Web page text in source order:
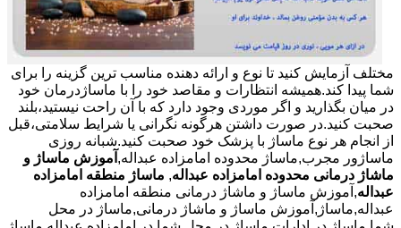
مختلف آزمایش کنید تا نوع و ارائه دهنده مناسب ترین گزینه را برای
شما پیدا کند.همیشه انتظارات و مقاصد خود را با ماساژدرمان خود
در میان بگذارید و اگر موردی وجود دارد که با آن راحت نیستید،بلند
صحبت کنید.در صورت داشتن هرگونه نگرانی یا شرایط سلامتی،قبل
از انجام هر نوع ماساژ با پزشک خود صحبت کنید.شبانه روزی
ماساژور مجرب,ماساژ محدوده امامزاده عبداله, آموزش ماساژ و
ماشاژ درمانی محدوده امامزاده عبداله, ماساژ منطقه امامزاده
عبداله,آموزش ماساژ و ماشاژ درمانی منطقه امامزاده
عبداله,ماساژ,آموزش ماساژ و ماشاژ درمانی,ماساژ در محل